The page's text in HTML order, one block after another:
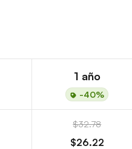
1 año
-40%
$32.78
$26.22